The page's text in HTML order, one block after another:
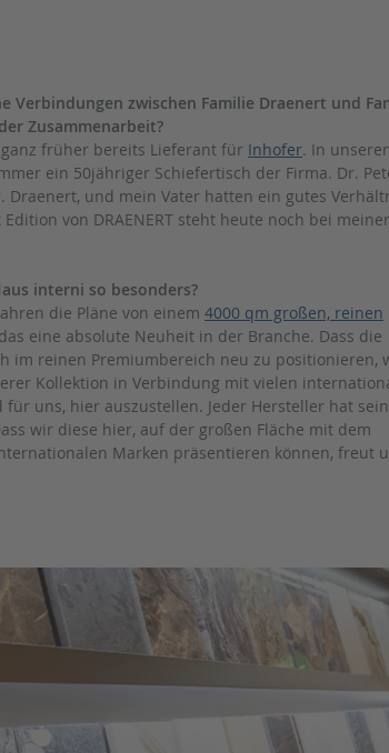
Verbindungen zwischen Familie Draenert und
Zusammenarbeit?
ganz früher bereits Lieferant für Inhofer. In
ein 50jähriger Schiefertisch der Firma. Dr.
Draenert, und mein Vater hatten ein gutes
von DRAENERT steht heute noch bei
interni so besonders?
die Pläne von einem 4000 qm großen, reinen
eine absolute Neuheit in der Branche. Dass die
im reinen Premiumbereich neu zu positionieren,
Kollektion in Verbindung mit vielen
uns, hier auszustellen. Jeder Hersteller hat
wir diese hier, auf der großen Fläche mit dem
Marken präsentieren können, freut